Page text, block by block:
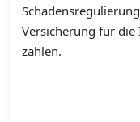
Versicherung für
zahlen.